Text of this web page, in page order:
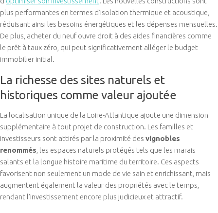
plus performantes en termes d’isolation thermique et acoustique,
réduisant ainsi les besoins énergétiques et les dépenses mensuelles.
De plus, acheter du neuf ouvre droit à des aides financières comme
le prêt à taux zéro, qui peut significativement alléger le budget
immobilier initial.
La richesse des sites naturels et
historiques comme valeur ajoutée
La localisation unique de la Loire-Atlantique ajoute une dimension
supplémentaire à tout projet de construction. Les familles et
investisseurs sont attirés par la proximité des vignobles
renommés , les espaces naturels protégés tels que les marais
salants et la longue histoire maritime du territoire. Ces aspects
favorisent non seulement un mode de vie sain et enrichissant, mais
augmentent également la valeur des propriétés avec le temps,
rendant l’investissement encore plus judicieux et attractif.